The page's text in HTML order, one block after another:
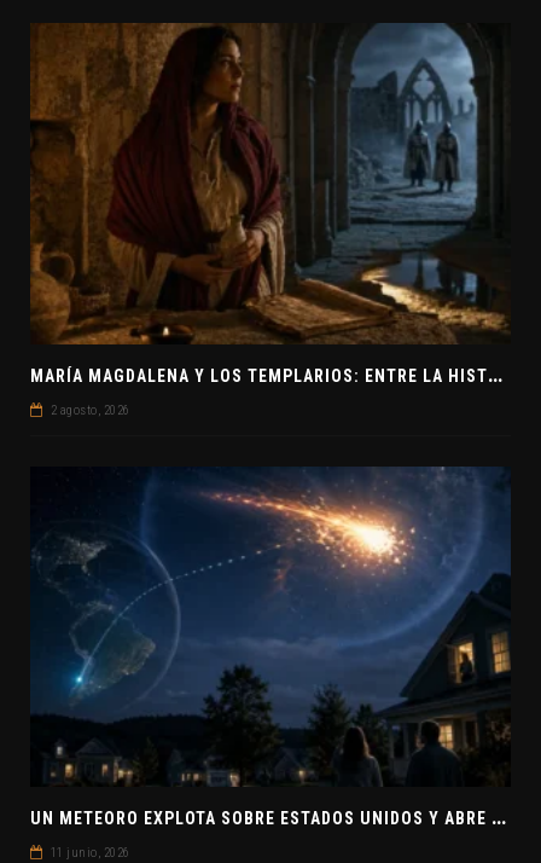
M
ARÍA MAGDALENA Y LOS TEMPLARIOS: ENTRE LA HISTORIA Y EL MISTERIO
2 agosto, 2026
U
N METEORO EXPLOTA SOBRE ESTADOS UNIDOS Y ABRE LA PISTA DE POLAR-IM, UN POSIBLE VISITANTE INTERESTELAR
11 junio, 2026